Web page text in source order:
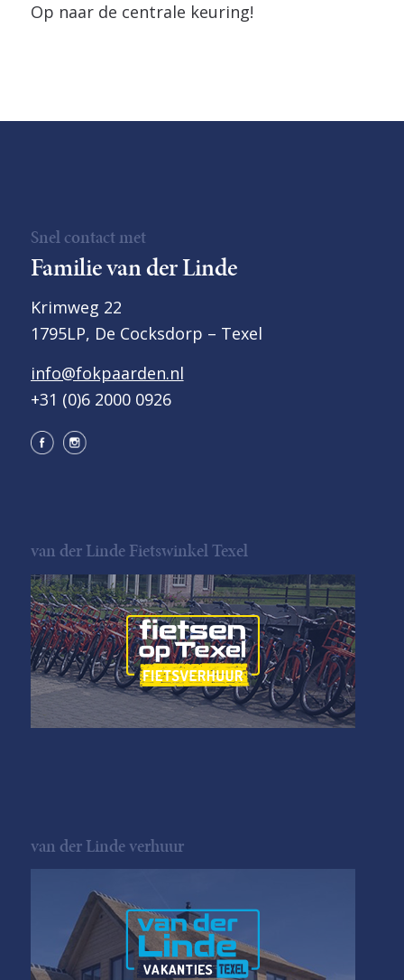
Op naar de centrale keuring!
Snel contact met
Familie van der Linde
Krimweg 22
1795LP, De Cocksdorp – Texel
info@fokpaarden.nl
+31 (0)6 2000 0926
van der Linde Fietswinkel Texel
van der Linde verhuur